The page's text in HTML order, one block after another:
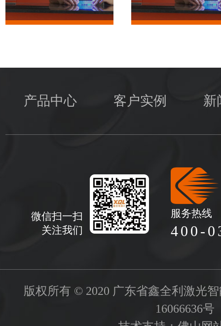
产品中心 客户实例 新
微信扫一扫
关注我们
服务热线
400-
版权所有 © 2020 广东省鑫全利激光
16066636号